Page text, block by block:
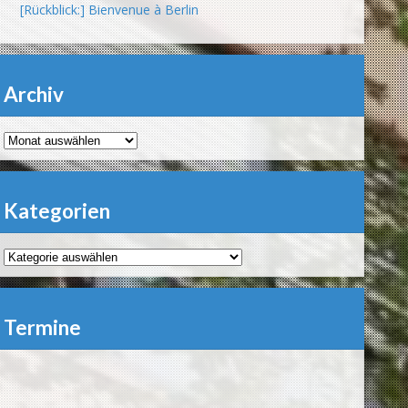
[Rückblick:] Bienvenue à Berlin
Archiv
Archiv
Kategorien
Kategorien
Termine